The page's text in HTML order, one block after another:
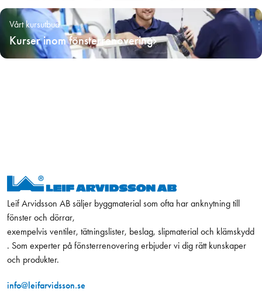
Vårt kursutbud
Kurser inom fönsterrenovering
Leif Arvidsson AB säljer byggmaterial som ofta har anknytning till
fönster och dörrar,
exempelvis ventiler, tätningslister, beslag, slipmaterial och klämskydd
. Som experter på fönsterrenovering erbjuder vi dig rätt kunskaper
och produkter.
info@leifarvidsson.se